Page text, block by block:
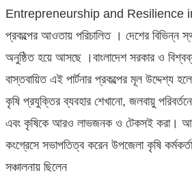
Entrepreneurship and Resilience
প্রকল্পের আওতায় পরিচালিত । দেশের বিভিন্ন
অনুষ্ঠিত হয়ে আসছে ।বাংলাদেশ সরকার ও
বাস্তবায়িত এই পার্টনার প্রকল্পের মূল উদ্দেশ্য
কৃষি প্রযুক্তির ব্যবহার শেখানো, জলবায়ু
এবং কৃষিকে আরও লাভজনক ও টেকসই করা।
কংগ্রেসে সভাপতিত্ব করেন উপজেলা কৃষি
সঞ্চালনায় ছিলেন